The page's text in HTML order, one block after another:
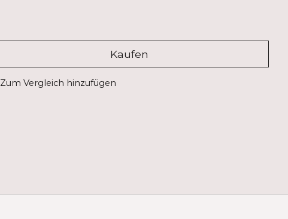
Kaufen
Zum Vergleich hinzufügen